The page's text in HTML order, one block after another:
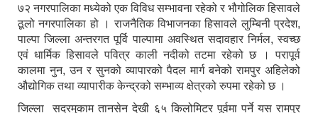
७२ नगरपालिका मध्येको एक विविध सम्भावना रहेको र भौगोलिक हिसावले
ठूलो नगरपालिका हो । राजनैतिक विभाजनका हिसावले लुम्बिनी प्रदेश,
पाल्पा जिल्ला अन्तरगत पूर्वि पाल्पामा अवस्थित सदावहार निर्मल, स्वच्छ
एवं धार्मिक हिसावले पवित्र काली नदीको तटमा रहेको छ । परापूर्व
कालमा नुन, उन र सुनको व्यापारको पैदल मार्ग बनेको रामपुर अहिलेको
औद्योगिक तथा व्यापारीक केन्द्रको सम्भाव्य क्षेत्रको रुपमा रहेको छ ।
जिल्ला सदरमुकाम तानसेन देखी ६५ किलोमिटर पूर्वमा पर्ने यस रामपुर